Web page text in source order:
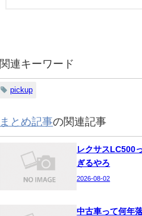
関連キーワード
pickup
まとめ記事の関連記事
レクサスLC500
ぎるやろ
2026-08-02
中古車って何年